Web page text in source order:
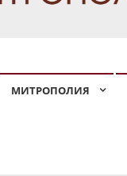
МИТРОПОЛИЯ